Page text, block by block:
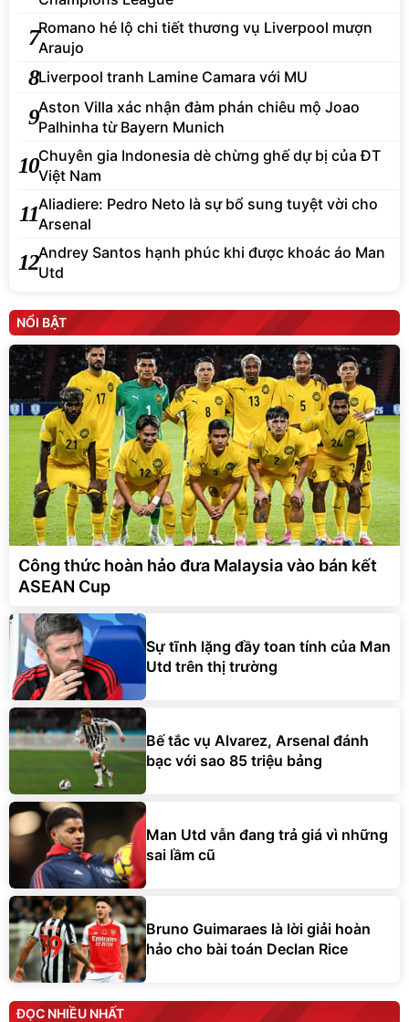
7Romano hé lộ chi tiết thương vụ Liverpool mượn
Araujo
8Liverpool tranh Lamine Camara với MU
9Aston Villa xác nhận đàm phán chiêu mộ Joao
Palhinha từ Bayern Munich
10Chuyên gia Indonesia dè chừng ghế dự bị của ĐT
Việt Nam
11Aliadiere: Pedro Neto là sự bổ sung tuyệt vời cho
Arsenal
12Andrey Santos hạnh phúc khi được khoác áo Man
Utd
NỔI BẬT
Công thức hoàn hảo đưa Malaysia vào bán kết
ASEAN Cup
Sự tĩnh lặng đầy toan tính của Man
Utd trên thị trường
Bế tắc vụ Alvarez, Arsenal đánh
bạc với sao 85 triệu bảng
Man Utd vẫn đang trả giá vì những
sai lầm cũ
Bruno Guimaraes là lời giải hoàn
hảo cho bài toán Declan Rice
ĐỌC NHIỀU NHẤT